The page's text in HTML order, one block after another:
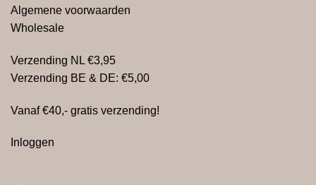
Algemene voorwaarden
Wholesale
Verzending NL €3,95
Verzending BE & DE: €5,00
Vanaf €40,- gratis verzending!
Inloggen